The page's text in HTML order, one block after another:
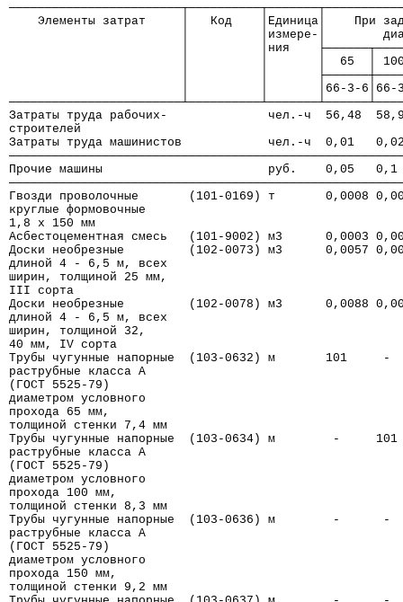
Элементы затрат     │   Код    │Единица│    При
│          │измере-│
│          │ния
│          │       │  65  │
│          │
│          │       │66-3-
Затраты труда рабочих-              чел.-ч  56,48
строителей
Затраты труда машинистов            чел.-ч  0,01
Прочие машины                       руб.    0,05   0,1
Гвозди проволочные       (101-0169) т       0,0008
круглые формовочные
1,8 х 150 мм
Асбестоцементная смесь   (101-9002) м3      0,0003
Доски необрезные         (102-0073) м3      0,0057
длиной 4 - 6,5 м, всех
ширин, толщиной 25 мм,
III сорта
Доски необрезные         (102-0078) м3      0,0088
длиной 4 - 6,5 м, всех
ширин, толщиной 32,
40 мм, IV сорта
Трубы чугунные напорные  (103-0632) м
раструбные класса А
(ГОСТ 5525-79)
диаметром условного
прохода 65 мм,
толщиной стенки 7,4 мм
Трубы чугунные напорные  (103-0634) м        -
раструбные класса А
(ГОСТ 5525-79)
диаметром условного
прохода 100 мм,
толщиной стенки 8,3 мм
Трубы чугунные напорные  (103-0636) м        -
раструбные класса А
(ГОСТ 5525-79)
диаметром условного
прохода 150 мм,
толщиной стенки 9,2 мм